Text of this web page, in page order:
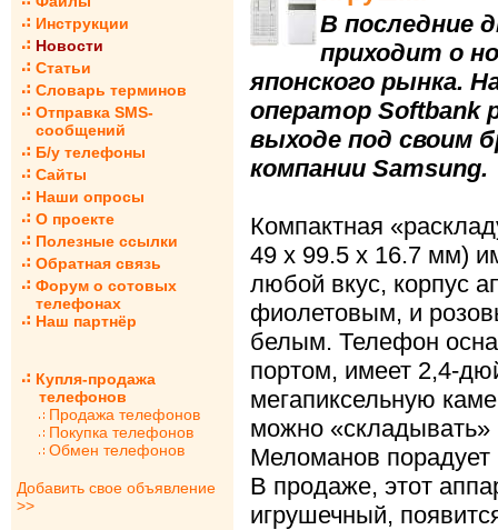
Инструкции
Новости
Статьи
Словарь терминов
Отправка SMS-
сообщений
Б/у телефоны
Сайты
Наши опросы
О проекте
Полезные ссылки
Обратная связь
Форум о сотовых
телефонах
Наш партнёр
Купля-продажа
телефонов
Продажа телефонов
Покупка телефонов
Обмен телефонов
Добавить свое объявление
>>
В последние
приходит о
японского рынка.
оператор Softbank
выходе под своим
компании Samsung.
Компактная
49 x 99.5 x 16.7 мм)
любой вкус, корпус
фиолетовым, и
белым. Телефон
портом, имеет 2,4-
мегапиксельную
можно
Меломанов порадует
В продаже, этот
игрушечный,